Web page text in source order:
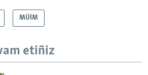
MÜİM
etiñiz